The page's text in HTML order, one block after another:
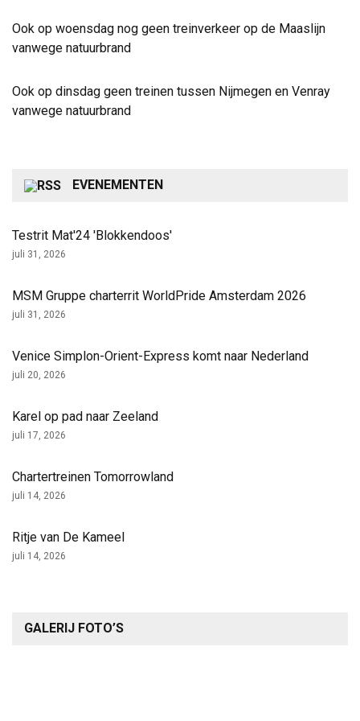
Ook op woensdag nog geen treinverkeer op de Maaslijn
vanwege natuurbrand
Ook op dinsdag geen treinen tussen Nijmegen en Venray
vanwege natuurbrand
EVENEMENTEN
Testrit Mat'24 'Blokkendoos'
juli 31, 2026
MSM Gruppe charterrit WorldPride Amsterdam 2026
juli 31, 2026
Venice Simplon-Orient-Express komt naar Nederland
juli 20, 2026
Karel op pad naar Zeeland
juli 17, 2026
Chartertreinen Tomorrowland
juli 14, 2026
Ritje van De Kameel
juli 14, 2026
GALERIJ FOTO’S